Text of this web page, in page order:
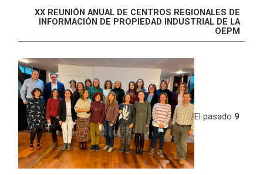
XX REUNIÓN ANUAL DE CENTROS REGIONALES DE
INFORMACIÓN DE PROPIEDAD INDUSTRIAL DE LA
OEPM
El pasado 9